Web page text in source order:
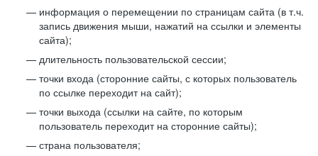
информация о перемещении по страницам сайта (в т.ч.
запись движения мыши, нажатий на ссылки и элементы
сайта);
длительность пользовательской сессии;
точки входа (сторонние сайты, с которых пользователь
по ссылке переходит на сайт);
точки выхода (ссылки на сайте, по которым
пользователь переходит на сторонние сайты);
страна пользователя;